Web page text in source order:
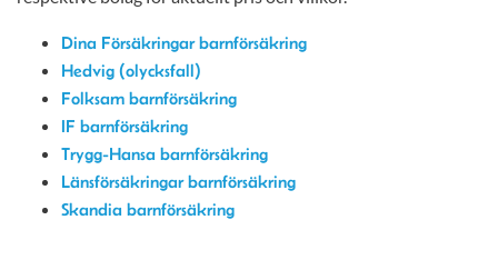
Dina Försäkringar barnförsäkring
Hedvig (olycksfall)
Folksam barnförsäkring
IF barnförsäkring
Trygg-Hansa barnförsäkring
Länsförsäkringar barnförsäkring
Skandia barnförsäkring